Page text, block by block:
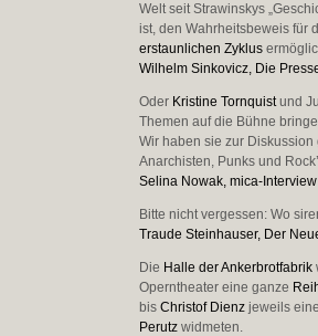
Welt seit Strawinskys
ist, den Wahrheitsbeweis für
erstaunlichen Zyklus
Wilhelm Sinkovicz, Die
Oder Kristine Tornquistund
Themen auf die Bühne
Wir haben sie zur
Anarchisten, Punks und
Selina Nowak, mica-Interview
Bitte nicht vergessen: Wo
Traude Steinhauser, Der
Die Halle der Ankerbrotfabrik
Operntheater eine ganze
bisChristof Dienz jeweils
Perutz widmeten.